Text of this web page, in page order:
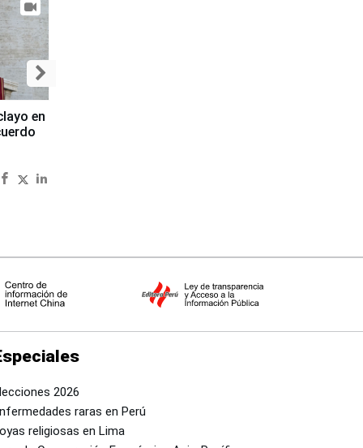
en
2026
raras en Perú
religiosas en Lima